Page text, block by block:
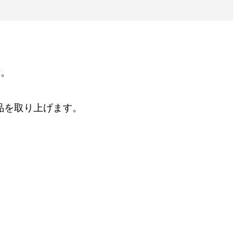
取り上げます。